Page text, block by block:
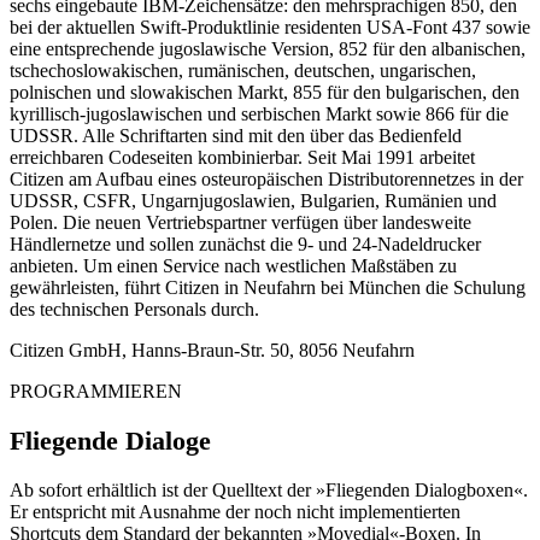
sechs eingebaute IBM-Zeichensätze: den mehrsprachigen 850, den
bei der aktuellen Swift-Produktlinie residenten USA-Font 437 sowie
eine entsprechende jugoslawische Version, 852 für den albanischen,
tschechoslowakischen, rumänischen, deutschen, ungarischen,
polnischen und slowakischen Markt, 855 für den bulgarischen, den
kyrillisch-jugoslawischen und serbischen Markt sowie 866 für die
UDSSR. Alle Schriftarten sind mit den über das Bedienfeld
erreichbaren Codeseiten kombinierbar. Seit Mai 1991 arbeitet
Citizen am Aufbau eines osteuropäischen Distributorennetzes in der
UDSSR, CSFR, Ungarnjugoslawien, Bulgarien, Rumänien und
Polen. Die neuen Vertriebspartner verfügen über landesweite
Händlernetze und sollen zunächst die 9- und 24-Nadeldrucker
anbieten. Um einen Service nach westlichen Maßstäben zu
gewährleisten, führt Citizen in Neufahrn bei München die Schulung
des technischen Personals durch.
Citizen GmbH, Hanns-Braun-Str. 50, 8056 Neufahrn
PROGRAMMIEREN
Fliegende Dialoge
Ab sofort erhältlich ist der Quelltext der »Fliegenden Dialogboxen«.
Er entspricht mit Ausnahme der noch nicht implementierten
Shortcuts dem Standard der bekannten »Movedial«-Boxen. In